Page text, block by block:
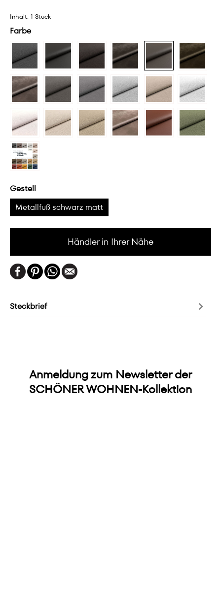
Inhalt: 1 Stück
Farbe
Gestell
Metallfuß schwarz matt
Händler in Ihrer Nähe
Steckbrief
Anmeldung zum Newsletter der
SCHÖNER WOHNEN-Kollektion